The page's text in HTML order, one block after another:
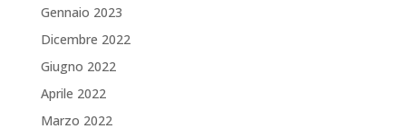
Gennaio 2023
Dicembre 2022
Giugno 2022
Aprile 2022
Marzo 2022